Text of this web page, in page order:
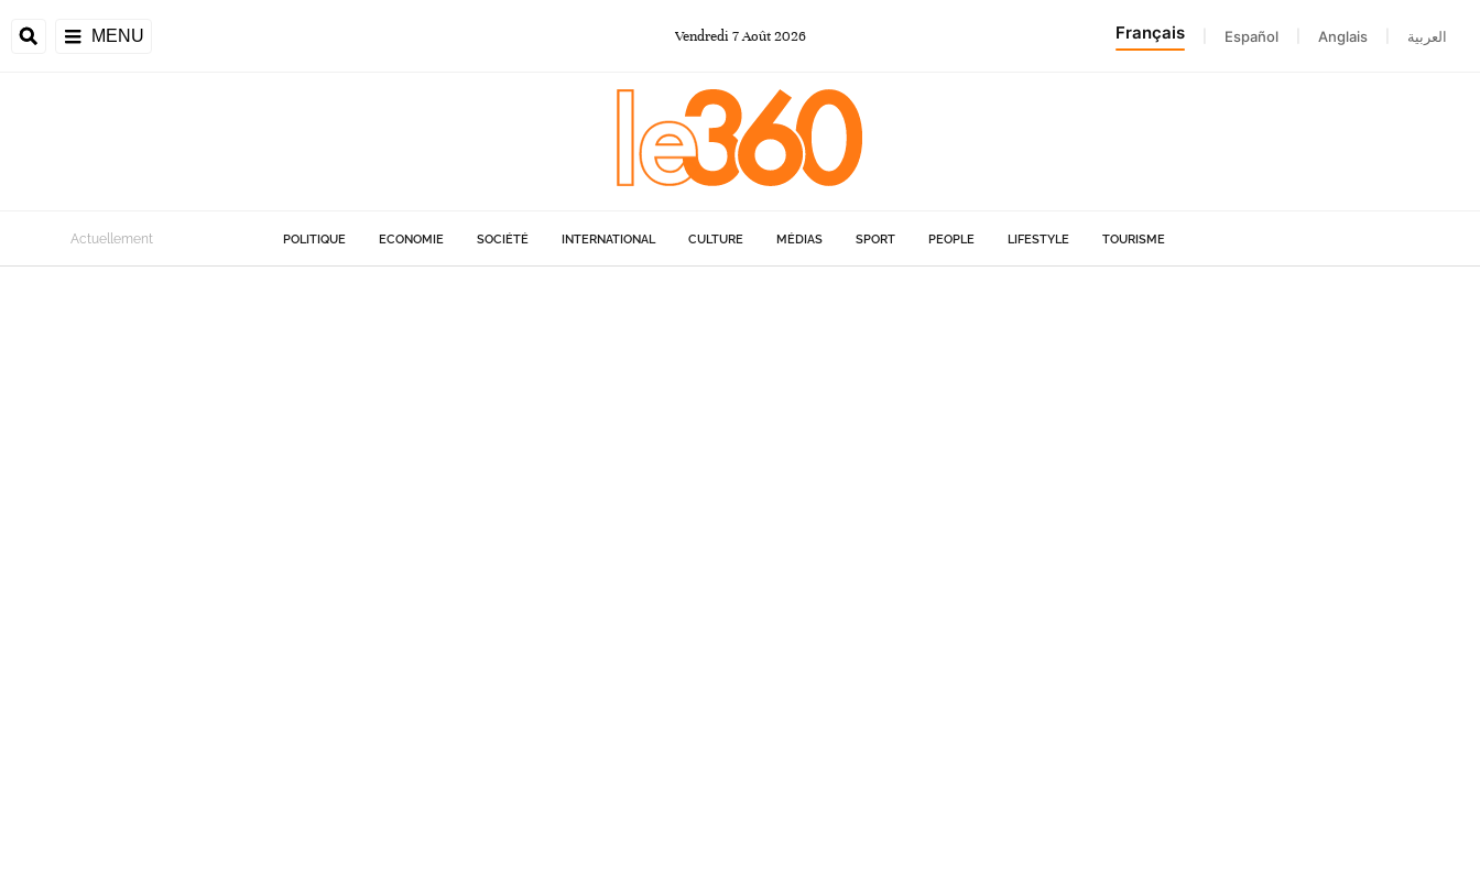
MENU Vendredi 7Août 2026 Français Español Anglais العربية
Actuellement POLITIQUE ECONOMIE SOCIÉTÉ INTERNATIONAL CULTURE MÉDIAS SPORT PEOPLE LIFESTYLE TOURISME